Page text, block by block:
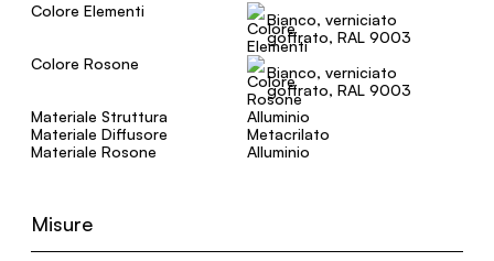
Colore Elementi
Bianco, verniciato
goffrato, RAL 9003
Colore Rosone
Bianco, verniciato
goffrato, RAL 9003
Materiale Struttura
Alluminio
Materiale Diffusore
Metacrilato
Materiale Rosone
Alluminio
Misure